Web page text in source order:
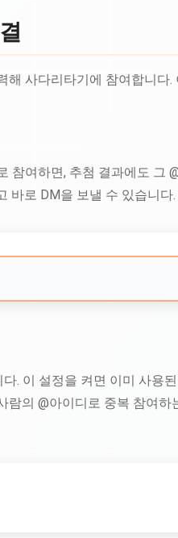
사다리타기에 참여합니다.
참여하면, 추첨 결과에도 그
바로 DM을 보낼 수 있습니다.
. 이 설정을 켜면 이미 사용
의 @아이디로 중복 참여하